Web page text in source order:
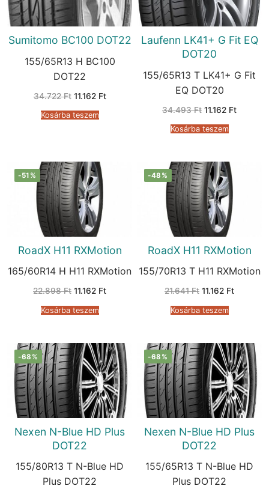
Sumitomo BC100 DOT22
155/65R13 H BC100
DOT22
34.722Ft Original
was:
34.722 Ft.
11.162 FtCurrent
Kosárba teszem
Laufenn LK41+ G Fit EQ
DOT20
155/65R13 T LK41+ G Fit
EQ DOT20
34.493Ft Original
was:
34.493 Ft.
11.162 FtCurrent
Kosárba teszem
-51%
RoadX H11 RXMotion
165/60R14 H H11 RXMotion
22.898Ft Original
was:
22.898 Ft.
11.162 FtCurrent
Kosárba teszem
-48%
RoadX H11 RXMotion
155/70R13 T H11 RXMotion
21.641Ft Original
was:
21.641 Ft.
11.162 FtCurrent
Kosárba teszem
-68%
Nexen N-Blue HD Plus
DOT22
155/80R13 T N-Blue HD
Plus DOT22
-68%
Nexen N-Blue HD Plus
DOT22
155/65R13 T N-Blue HD
Plus DOT22